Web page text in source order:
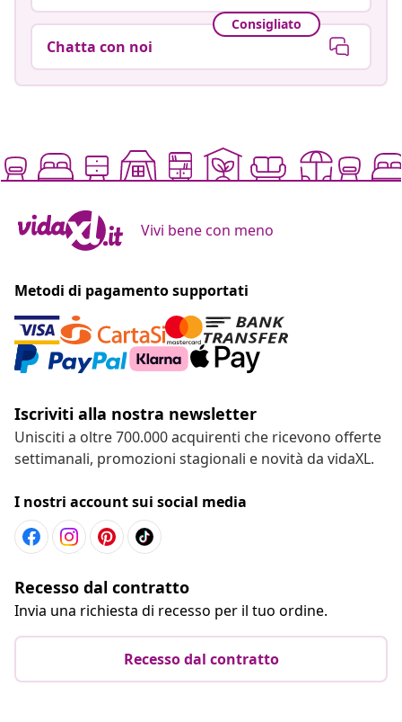
Consigliato
Chatta con noi
Vivi bene con meno
Metodi di pagamento supportati
Iscriviti alla nostra newsletter
Unisciti a oltre 700.000 acquirenti che ricevono offerte
settimanali, promozioni stagionali e novità da vidaXL.
I nostri account sui social media
Recesso dal contratto
Invia una richiesta di recesso per il tuo ordine.
Recesso dal contratto